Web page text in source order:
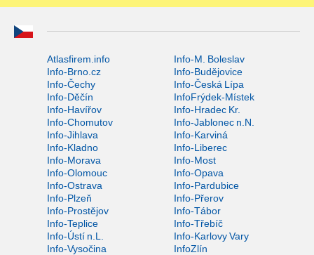
Atlasfirem.info
Info-M. Boleslav
Info-Brno.cz
Info-Budějovice
Info-Čechy
Info-Česká Lípa
Info-Děčín
InfoFrýdek-Místek
Info-Havířov
Info-Hradec Kr.
Info-Chomutov
Info-Jablonec n.N.
Info-Jihlava
Info-Karviná
Info-Kladno
Info-Liberec
Info-Morava
Info-Most
Info-Olomouc
Info-Opava
Info-Ostrava
Info-Pardubice
Info-Plzeň
Info-Přerov
Info-Prostějov
Info-Tábor
Info-Teplice
Info-Třebíč
Info-Ústí n.L.
Info-Karlovy Vary
Info-Vysočina
InfoZlín